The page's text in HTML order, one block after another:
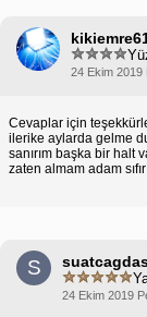
24 Ekim 2019
Cevaplar için
ilerike aylarda gelme
sanırım başka bir halt
zaten almam adam
S
24 Ekim 2019